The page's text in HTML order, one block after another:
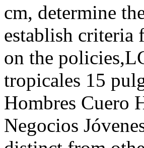
cm, determine
establish criteria
on the
tropicales 15
Hombres Cuero
Negocios